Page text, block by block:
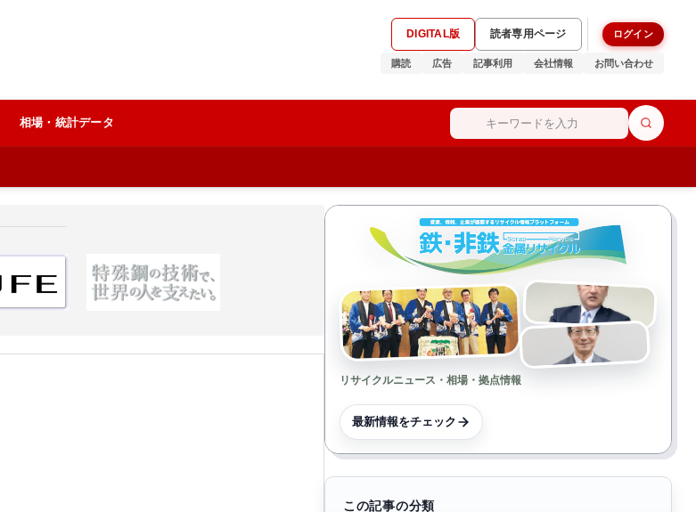
DIGITAL版 読者専用ページ ログイン
購読 広告 記事利用 会社情報 お問い合わせ
相場・統計データ
リサイクルニュース・相場・拠点情報
最新情報をチェック
この記事の分類